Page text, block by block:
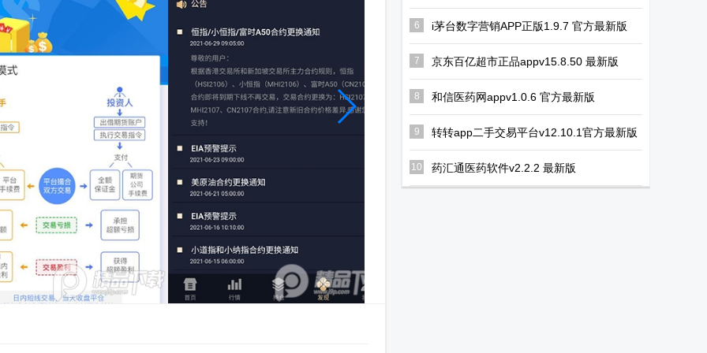
正版
6 i茅台数字营销APP正版1.9.7 官方最新版
7 京东百亿超市正品appv15.8.50 最新版
8 和信医药网appv1.0.6 官方最新版
9 转转app二手交易平台v12.10.1官方最新版
10 药汇通医药软件v2.2.2 最新版